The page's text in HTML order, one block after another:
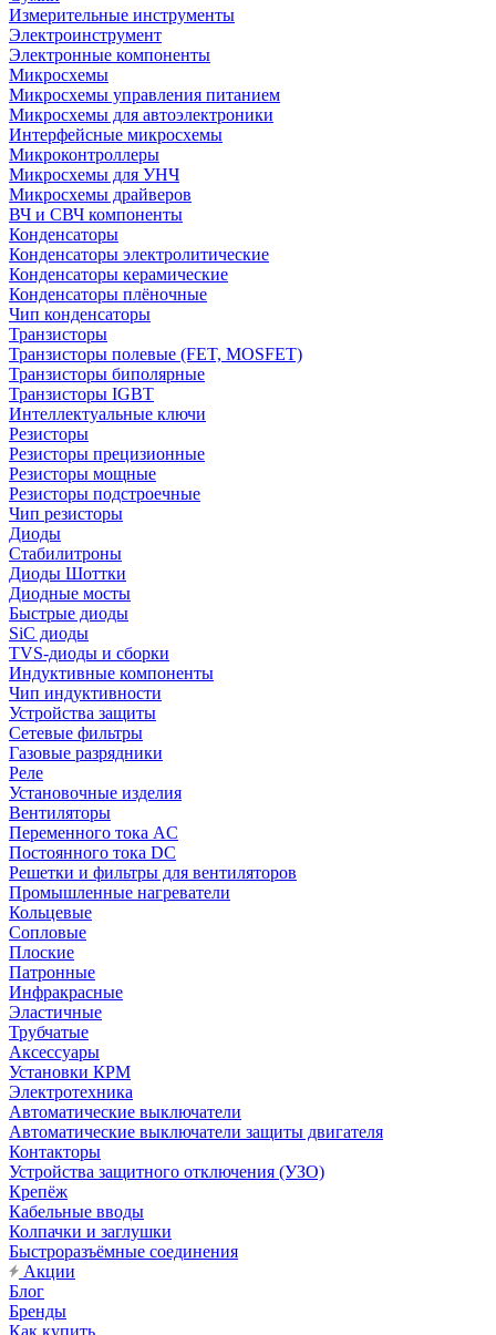
Измерительные инструменты
Электроинструмент
Электронные компоненты
Микросхемы
Микросхемы управления питанием
Микросхемы для автоэлектроники
Интерфейсные микросхемы
Микроконтроллеры
Микросхемы для УНЧ
Микросхемы драйверов
ВЧ и СВЧ компоненты
Конденсаторы
Конденсаторы электролитические
Конденсаторы керамические
Конденсаторы плёночные
Чип конденсаторы
Транзисторы
Транзисторы полевые (FET, MOSFET)
Транзисторы биполярные
Транзисторы IGBT
Интеллектуальные ключи
Резисторы
Резисторы прецизионные
Резисторы мощные
Резисторы подстроечные
Чип резисторы
Диоды
Стабилитроны
Диоды Шоттки
Диодные мосты
Быстрые диоды
SiC диоды
TVS-диоды и сборки
Индуктивные компоненты
Чип индуктивности
Устройства защиты
Сетевые фильтры
Газовые разрядники
Реле
Установочные изделия
Вентиляторы
Переменного тока AC
Постоянного тока DC
Решетки и фильтры для вентиляторов
Промышленные нагреватели
Кольцевые
Сопловые
Плоские
Патронные
Инфракрасные
Эластичные
Трубчатые
Аксессуары
Установки КРМ
Электротехника
Автоматические выключатели
Автоматические выключатели защиты двигателя
Контакторы
Устройства защитного отключения (УЗО)
Крепёж
Кабельные вводы
Колпачки и заглушки
Быстроразъёмные соединения
Акции
Блог
Бренды
Как купить